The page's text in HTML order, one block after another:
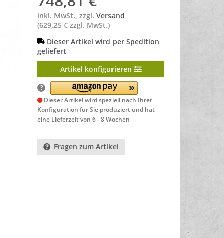
inkl. MwSt., zzgl.Versand
(629,25 € zzgl. MwSt.)
Dieser Artikel wird per Spedition
geliefert
Artikel konfigurieren
?
Dieser Artikel wird speziell nach Ihrer
Konfiguration für Sie produziert und hat
eine Lieferzeit von 6 - 8 Wochen
Fragen zum Artikel